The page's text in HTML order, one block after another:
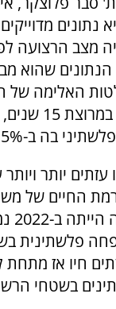
נתונים
מצב הרצועה
שהוא
האלימה
עזה ועד
בה ב-2.5% לשנה.
יותר
החיים של
פלשתינית
53% מהעזתים חיו